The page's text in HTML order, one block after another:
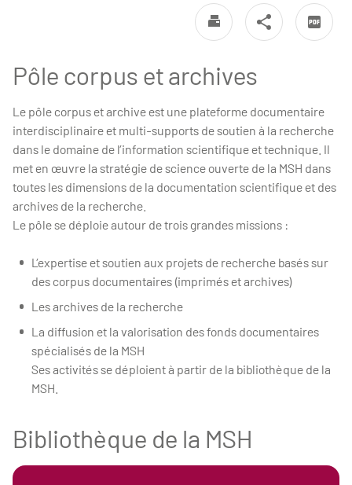
Pôle corpus et archives
Le pôle corpus et archive est une plateforme documentaire
interdisciplinaire et multi-supports de soutien à la recherche
dans le domaine de l’information scientifique et technique. Il
met en œuvre la stratégie de science ouverte de la MSH dans
toutes les dimensions de la documentation scientifique et des
archives de la recherche.
Le pôle se déploie autour de trois grandes missions :
L’expertise et soutien aux projets de recherche basés sur
des corpus documentaires (imprimés et archives)
Les archives de la recherche
La diffusion et la valorisation des fonds documentaires
spécialisés de la MSH
Ses activités se déploient à partir de la bibliothèque de la
MSH.
Bibliothèque de la MSH